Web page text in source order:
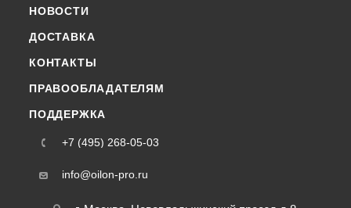
НОВОСТИ
ДОСТАВКА
КОНТАКТЫ
ПРАВООБЛАДАТЕЛЯМ
ПОДДЕРЖКА
+7 (495) 268-05-03
info@oilon-pro.ru